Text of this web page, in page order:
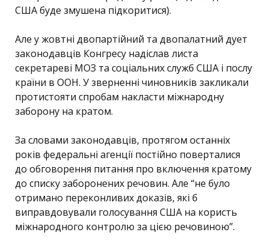
США буде змушена підкоритися).
Але у жовтні двопартійний та двопалатний дует
законодавців Конгресу надіслав листа
секретареві МОЗ та соціальних служб США і послу
країни в ООН. У зверненні чиновників закликали
протистояти спробам накласти міжнародну
заборону на кратом.
За словами законодавців, протягом останніх
років федеральні агенції постійно поверталися
до обговорення питання про включення кратому
до списку заборонених речовин. Але “не було
отримано переконливих доказів, які б
виправдовували голосування США на користь
міжнародного контролю за цією речовиною”.